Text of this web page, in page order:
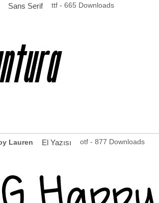
Sans Serif ttf - 665 Downloads
Lauren El Yazısı otf - 877 Downloads